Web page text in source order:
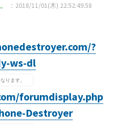
：2018/11/01(木) 22:52:49.58
?
ws-dl
ります。
forumdisplay.php
Destroyer